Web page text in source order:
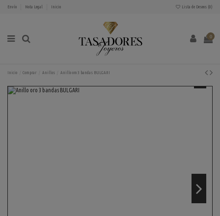
Envío Nota Legal Inicio Lista de Deseos (0)
0
Inicio Comprar Anillos Anillo oro 3 bandas BULGARI